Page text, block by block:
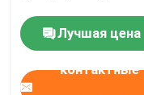
Лучшая цена
контактные